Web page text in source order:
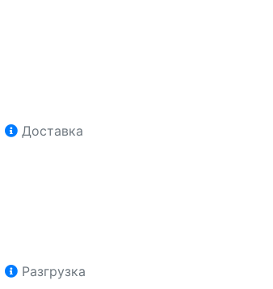
Доставка
Разгрузка